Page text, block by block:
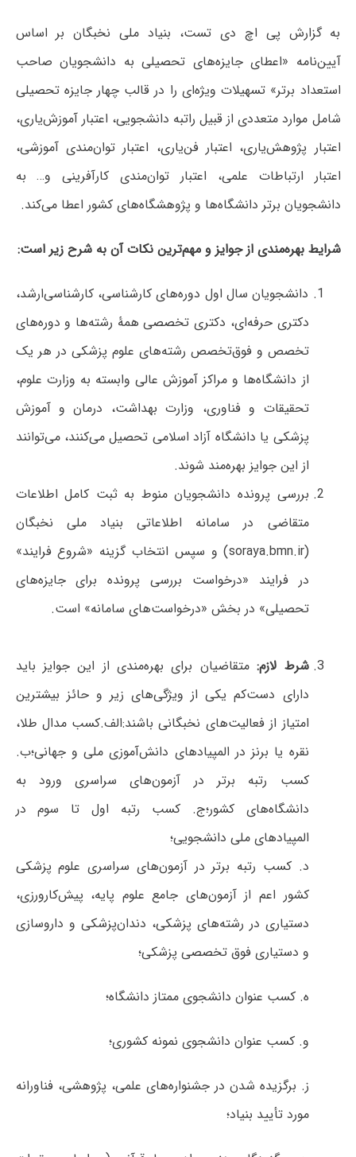
به گزارش پی اچ دی تست، بنیاد ملی نخبگان بر اساس
آیین‌نامه «اعطای جایزه‌های تحصیلی به دانشجویان صاحب
استعداد برتر» تسهیلات ویژه‌ای را در قالب چهار جایزه تحصیلی
شامل موارد متعددی از قبیل راتبه دانشجویی، اعتبار آموزش‌یاری،
اعتبار پژوهش‌یاری، اعتبار فن‌یاری، اعتبار توان‌مندی آموزشی،
اعتبار ارتباطات علمی، اعتبار توان‌مندی کارآفرینی و… به
دانشجویان برتر دانشگاه‌ها و پژوهشگاه‌های کشور اعطا می‌کند.
شرایط بهره‌مندی از جوایز و مهم‌ترین نکات آن به شرح زیر است:
دانشجویان سال اول دوره‌های کارشناسی، کارشناسی‌ارشد،
دکتری حرفه‌ای، دکتری تخصصی همۀ رشته‌ها و دوره‌های
تخصص و فوق‌تخصص رشته‌های علوم پزشکی در هر یک
از دانشگاه‌ها و مراکز آموزش عالی وابسته به وزارت علوم،
تحقیقات و فناوری، وزارت بهداشت، درمان و آموزش
پزشکی یا دانشگاه آزاد اسلامی تحصیل می‌کنند، می‌توانند
از این جوایز بهره‌مند شوند.
بررسی پرونده دانشجویان منوط به ثبت کامل اطلاعات
متقاضی در سامانه اطلاعاتی بنیاد ملی نخبگان
(
soraya.bmn.ir) و سپس انتخاب گزینه «شروع فرایند»
در فرایند «درخواست بررسی پرونده برای جایزه‌های
تحصیلی» در بخش «درخواست‌های سامانه» است.
شرط لازم:متقاضیان برای بهره‌مندی از این جوایز باید
دارای دست‌کم یکی از ویژگی‌های زیر و حائز بیشترین
امتیاز از فعالیت‌های نخبگانی باشند:الف.کسب مدال طلا،
نقره یا برنز در المپیادهای دانش‌آموزی ملی و جهانی؛ب.
کسب رتبه برتر در آزمون‌های سراسری ورود به
دانشگاه‌های کشور؛ج. کسب رتبه اول تا سوم در
المپیادهای ملی دانشجویی؛
د. کسب رتبه برتر در آزمون‌های سراسری علوم پزشکی
کشور اعم از آزمون‌های جامع علوم پایه، پیش‌کارورزی،
دستیاری در رشته‌های پزشکی، دندان‌پزشکی و داروسازی
و دستیاری فوق تخصصی پزشکی؛
ه. کسب عنوان دانشجوی ممتاز دانشگاه؛
و. کسب عنوان دانشجوی نمونه کشوری؛
ز. برگزیده شدن در جشنواره‌های علمی، پژوهشی،‌ فناورانه
مورد تأیید بنیاد؛